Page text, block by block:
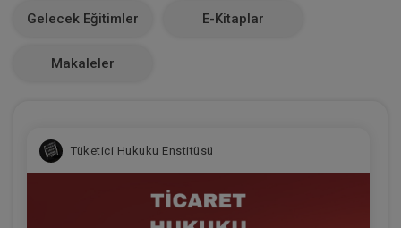
0
Gelecek Eğitimler E-Kitaplar
Makaleler
Tüketici Hukuku Enstitüsü